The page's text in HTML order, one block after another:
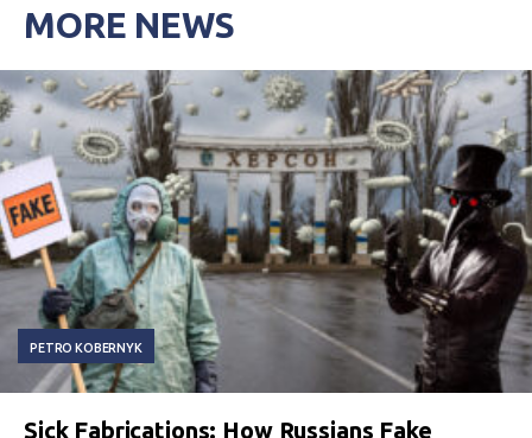
MORE NEWS
PETRO KOBERNYK
Sick Fabrications: How Russians Fake